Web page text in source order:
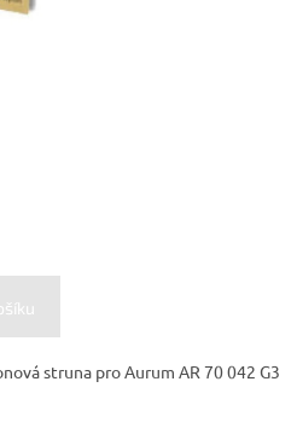
struna pro Aurum AR 70 042 G3